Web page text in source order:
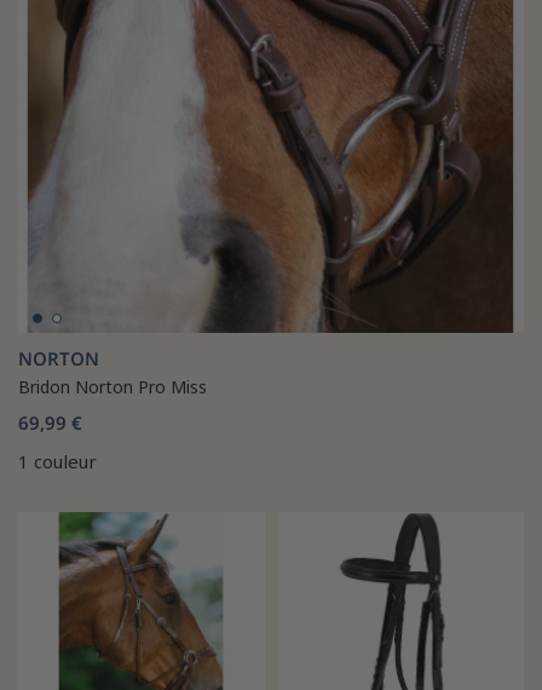
NORTON
Bridon Norton Pro Miss
69,99 €
1 couleur